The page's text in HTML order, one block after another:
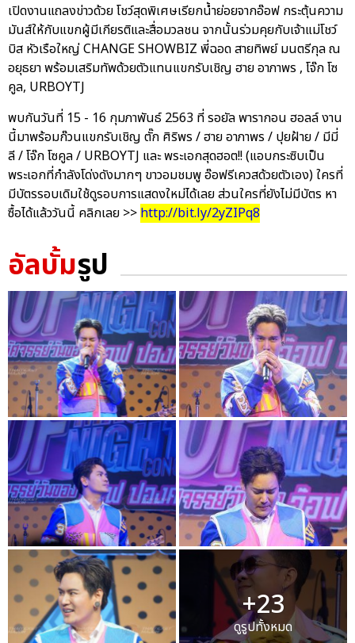
เปิดงานแถลงข่าวด้วย โชว์สุดพิเศษเรียกน้ำย่อยจากอ๊อฟ กระตุ้นความ
มันส์ให้กับแขกผู้มีเกียรติและสื่อมวลชน จากนั้นร่วมคุยกับเจ้าแม่โชว์
บิส หัวเรือใหญ่ CHANGE SHOWBIZ พี่ฉอด สายทิพย์ มนตรีกุล ณ
อยุธยา พร้อมเสริมทัพด้วยตัวแทนแขกรับเชิญ ฮาย อาภาพร , โจ๊ก โซ
คูล, URBOYTJ
พบกันวันที่ 15 - 16 กุมภาพันธ์ 2563 ที่ รอยัล พารากอน ฮอลล์ งาน
นี้มาพร้อมก๊วนแขกรับเชิญ ตั๊ก ศิริพร / ฮาย อาภาพร / ปุยฝ้าย / มีมี่
ลี / โจ๊ก โซคูล / URBOYTJ และ พระเอกสุดฮอต!! (แอบกระซิบเป็น
พระเอกที่กำลังโด่งดังมากๆ ขาวอมชมพู อ๊อฟรีเควสด้วยตัวเอง) ใครที่
มีบัตรรอบเดิมใช้ดูรอบการแสดงใหม่ได้เลย ส่วนใครที่ยังไม่มีบัตร หา
ซื้อได้แล้ววันนี้ คลิกเลย >> http://bit.ly/2yZIPq8
อัลบั้มรูป
+23
ดูรูปทั้งหมด